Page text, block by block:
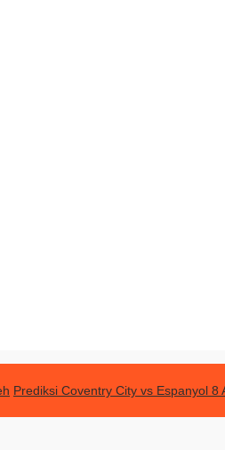
Prediksi Coventry City vs Espanyol 8